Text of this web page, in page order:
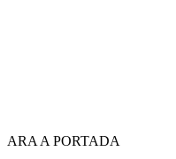
ARA A PORTADA